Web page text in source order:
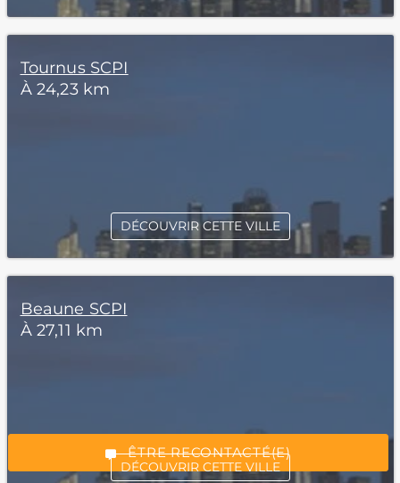
*Champs obligatoires
“Excellent”, 165 avis
ÊTRE RECONTACTÉ(E)
Tournus SCPI
À 24,23 km
DÉCOUVRIR CETTE VILLE
Beaune SCPI
À 27,11 km
DÉCOUVRIR CETTE VILLE